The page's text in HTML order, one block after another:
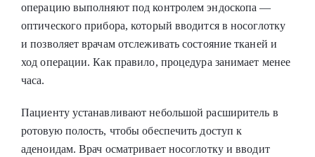
операцию выполняют под контролем эндоскопа ―
оптического прибора, который вводится в носоглотку
и позволяет врачам отслеживать состояние тканей и
ход операции. Как правило, процедура занимает менее
часа.
Пациенту устанавливают небольшой расширитель в
ротовую полость, чтобы обеспечить доступ к
аденоидам. Врач осматривает носоглотку и вводит